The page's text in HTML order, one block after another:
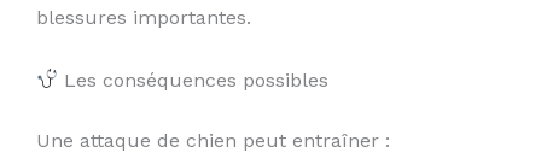
blessures importantes.
Les conséquences possibles
Une attaque de chien peut entraîner :